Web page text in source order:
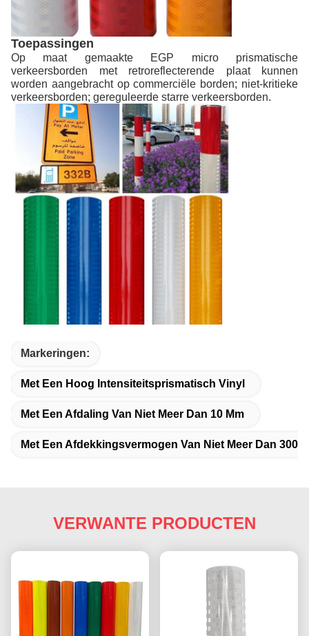
Toepassingen
Op maat gemaakte EGP micro prismatische
verkeersborden met retroreflecterende plaat kunnen
worden aangebracht op commerciële borden; niet-kritieke
verkeersborden; gereguleerde starre verkeersborden.
Markeringen:
Met Een Hoog Intensiteitsprismatisch Vinyl
Met Een Afdaling Van Niet Meer Dan 10 Mm
Met Een Afdekkingsvermogen Van Niet Meer Dan 300
VERWANTE PRODUCTEN